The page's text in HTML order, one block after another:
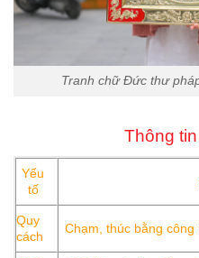
Tranh chữ Đức thư
Thông
Yếu
tố
Quy
cách
Chạm, thúc bằng công